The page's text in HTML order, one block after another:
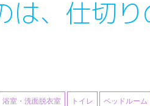
は、仕切
浴室・洗面脱衣室 トイレ ベッドルーム